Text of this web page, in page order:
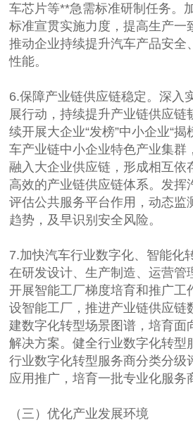
车芯片等**急需标准研制任务。
标准宣贯实施力度，提高生产一
推动企业持续提升汽车产品安全
性能。
6.保障产业链供应链稳定。深入
展行动，持续提升产业链供应链
续开展大企业“发榜”中小企业“
车产业链中小企业特色产业集群
融入大企业供应链，形成相互依
高效的产业链供应链体系。发挥
评估公共服务平台作用，动态监
趋势，及早识别安全风险。
7.加快汽车行业数字化、智能化
在研发设计、生产制造、运营管
开展智能工厂梯度培育和推广工
设智能工厂，推进产业链供应链
建数字化转型场景图谱，培育面
解决方案。健全行业数字化转型
行业数字化转型服务商分类分级
应用推广，培育一批专业化服务
（三）优化产业发展环境